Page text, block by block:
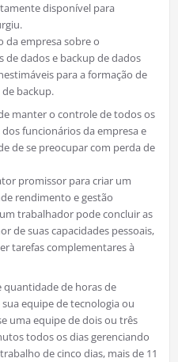
disponível para
da empresa sobre o
de dados e backup de dados
​​para a formação de
backup.
manter o controle de todos os
funcionários da empresa e
de se preocupar com perda de
promissor para criar um
rendimento e gestão
trabalhador pode concluir as
de suas capacidades pessoais,
tarefas complementares à
quantidade de horas de
equipe de tecnologia ou
uma equipe de dois ou três
todos os dias gerenciando
de cinco dias, mais de 11